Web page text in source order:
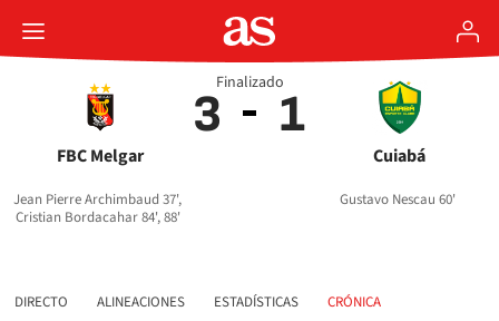
FBC Melgar
3
Jean Pierre Archimbaud 37',
Cristian Bordacahar 84', 88'
Cuiabá
1
Gustavo Nescau 60'
Finalizado
DIRECTO ALINEACIONES ESTADÍSTICAS CRÓNICA